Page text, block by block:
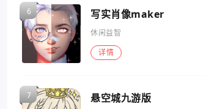
写实肖像maker
休闲益智
详情
悬空城九游版